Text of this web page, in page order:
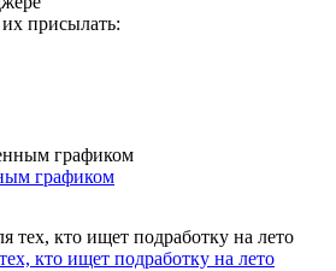
присылать:
графиком
кто ищет подработку на лето